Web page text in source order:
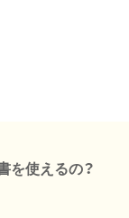
を使えるの？